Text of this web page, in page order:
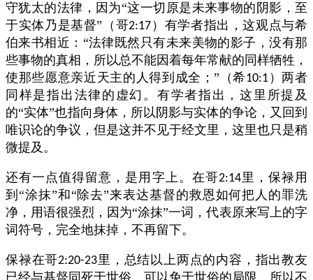
守犹太的法律，因为“这一切原是未来事物的阴影，至
于实体乃是基督”（哥2:17 ）有学者指出，这观点与希
伯来书相近：“法律既然只有未来美物的影子，没有那
些事物的真相，所以总不能因着每年常献的同样牺牲，
使那些愿意亲近天主的人得到成全；”（希10:1 ）两者
同样是指出法律的虚幻。有学者指出，这里所提及
的“实体”也指向身体，所以阴影与实体的争论，又回到
唯识论的争议，但是这并不见于经文里，这里也只是稍
微提及。
还有一点值得留意，是用字上。在哥2:14里，保禄用
到“涂抹”和“除去”来表达基督的救恩如何把人的罪洗
净，用语很强烈，因为“涂抹”一词，代表原来写上的字
词符号，完全地抹掉，不再留下。
保禄在哥2:20-23里，总结以上两点的内容，指出教友
已经与基督同死于世俗，可以免于世俗的局限，所以不